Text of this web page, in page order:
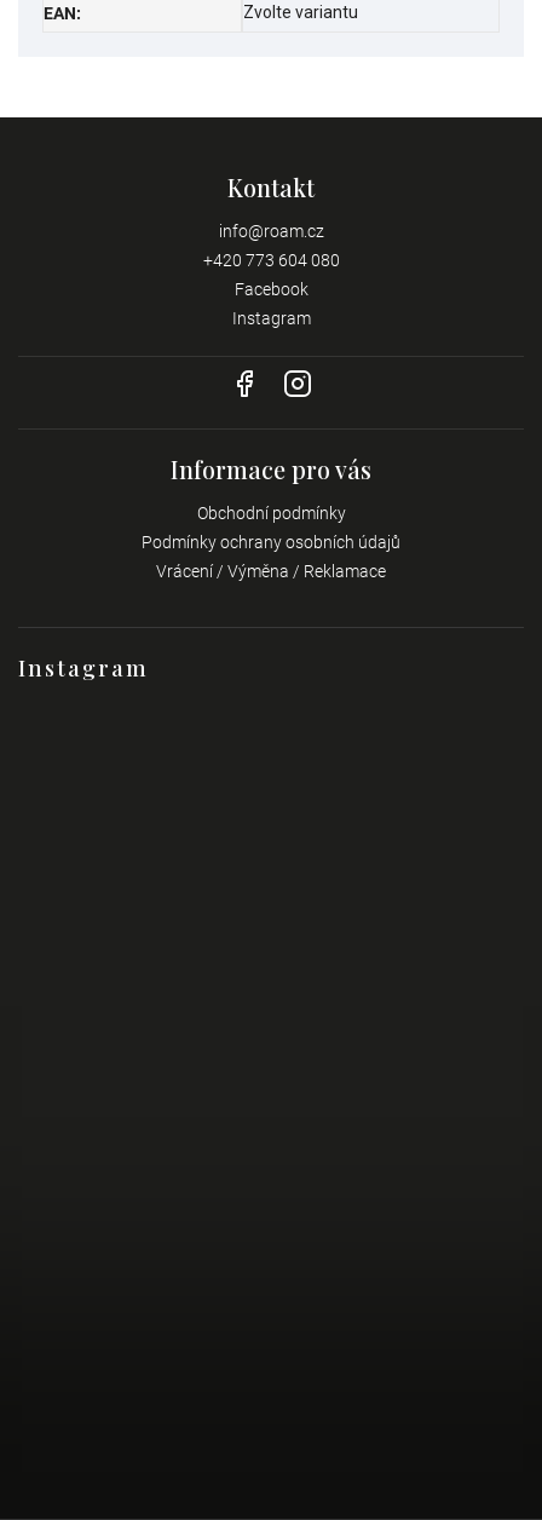
EAN: Zvolte variantu
Instagram
Kontakt
info@roam.cz
+420 773 604 080
Facebook
Instagram
Informace pro vás
Obchodní podmínky
Podmínky ochrany osobních údajů
Vrácení / Výměna / Reklamace